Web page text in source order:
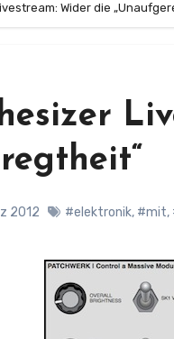
Wider die
2012 #elektronik, #mit,